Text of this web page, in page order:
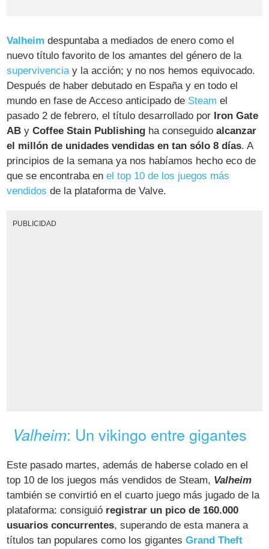
Valheim despuntaba a mediados de enero como el
nuevo título favorito de los amantes del género de la
supervivenciay la acción; y no nos hemos equivocado.
Después de haber debutado en España y en todo el
mundo en fase de Acceso anticipado de Steam el
pasado 2 de febrero, el título desarrollado por Iron Gate
AB yCoffee Stain Publishing ha conseguidoalcanzar
el millón de unidades vendidas en tan sólo 8 días. A
principios de la semana ya nos habíamos hecho eco de
que se encontraba enel top 10 de los juegos más
vendidos de la plataforma de Valve.
PUBLICIDAD
Valheim: Un vikingo entre gigantes
Este pasado martes, además de haberse colado en el
top 10 de los juegos más vendidos de Steam, Valheim
también se convirtió en el cuarto juego más jugado de la
plataforma: consiguió registrar un pico de 160.000
usuarios concurrentes, superando de esta manera a
títulos tan populares como los gigantesGrand Theft